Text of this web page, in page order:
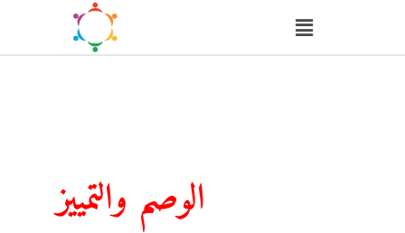
الوصم والتمييز